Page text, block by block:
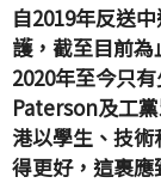
自2019年反送
護，截至目前
2020年至今只
Paterson及工
港以學生、技
得更好，這裹